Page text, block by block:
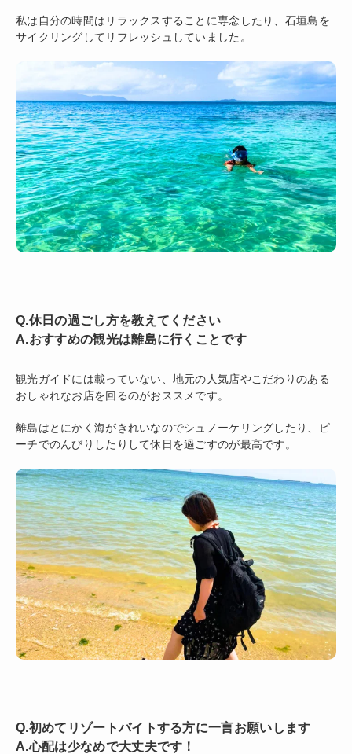
私は自分の時間はリラックスすることに専念したり、石垣島を
サイクリングしてリフレッシュしていました。
Q.休日の過ごし方を教えてください
A.おすすめの観光は離島に行くことです
観光ガイドには載っていない、地元の人気店やこだわりのある
おしゃれなお店を回るのがおススメです。
離島はとにかく海がきれいなのでシュノーケリングしたり、ビ
ーチでのんびりしたりして休日を過ごすのが最高です。
Q.初めてリゾートバイトする方に一言お願いします
A.心配は少なめで大丈夫です！